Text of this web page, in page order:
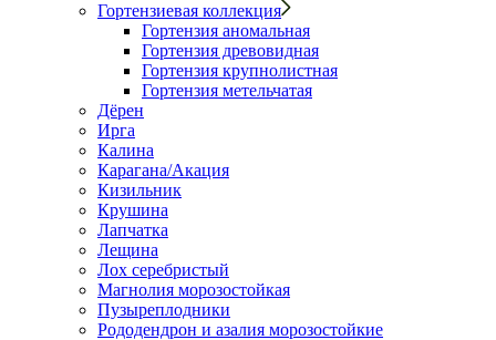
Гортензиевая коллекция
Гортензия аномальная
Гортензия древовидная
Гортензия крупнолистная
Гортензия метельчатая
Дёрен
Ирга
Калина
Карагана/Акация
Кизильник
Крушина
Лапчатка
Лещина
Лох серебристый
Магнолия морозостойкая
Пузыреплодники
Рододендрон и азалия морозостойкие